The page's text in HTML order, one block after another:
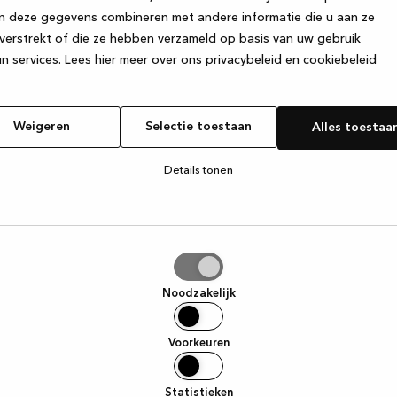
deze gegevens combineren met andere informatie die u aan ze
of die ze hebben verzameld op basis van uw gebruik
services. Lees hier meer over ons privacybeleid en cookiebeleid
Weigeren Selectie toestaan Alles
Details tonen
Noodzakelijk
Voorkeuren
Statistieken
has occurred while loadingwww.kvik.nl (see the